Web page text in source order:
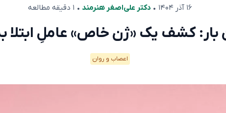
۱۶ آذر ۱۴۰۴ •دکتر علی‌اصغر هنرمند • ۱ دقیقه مطالعه
بار: کشف یک «ژن خاص» عاملِ ابتلا
اعصاب و روان